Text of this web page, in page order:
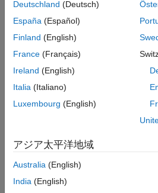
Deutschland (Deutsch)
España (Español)
Finland (English)
France (Français)
Ireland (English)
Italia (Italiano)
Luxembourg (English)
アジア太平洋地域
Australia (English)
India (English)
© 1994-2026 The MathWorks, Inc.